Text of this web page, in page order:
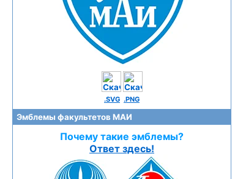
.SVG .PNG
Эмблемы факультетов МАИ
Почему такие эмблемы?
Ответ здесь!